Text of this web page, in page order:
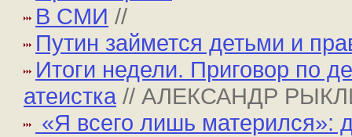
В СМИ //
Путин займется детьми и
Итоги недели. Приговор по
атеистка // АЛЕКСАНДР
«Я всего лишь матерился»: